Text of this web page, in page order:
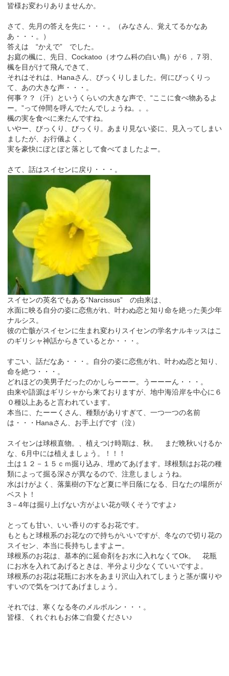
皆様お変わりありませんか。
さて、先月の答えを先に・・・。（みなさん、覚えてるかなあ
あ・・・。）
答えは “かえで” でした。
お庭の楓に、先日、Cockatoo（オウム科の白い鳥）が６，７羽、
楓を目がけて飛んできて、
それはそれは、Hanaさん、びっくりしました。何にびっくりっ
て、あの大きな声・・・。
何事？？（汗）というくらいの大きな声で、“ここに食べ物あるよ
ー。”って仲間を呼んでたんでしょうね。。。
楓の実を食べに来たんですね。
いやー、びっくり、びっくり。あまり見ない姿に、見入ってしまい
ましたが、お行儀よく、
実を豪快にぼとぼと落として食べてましたよー。
さて、話はスイセンに戻り・・・。
スイセンの英名でもある“Narcissus” の由来は、
水面に映る自分の姿に恋焦がれ、叶わぬ恋と知り命を絶った美少年
ナルシス。
彼の亡骸がスイセンに生まれ変わりスイセンの学名ナルキッスはこ
のギリシャ神話からきているとか・・・。
すごい、話だなあ・・・。自分の姿に恋焦がれ、叶わぬ恋と知り、
命を絶つ・・・。
どれほどの美男子だったのかしらーーー。うーーーん・・・。
由来や語源はギリシャから来ておりますが、地中海沿岸を中心に６
０種以上あると言われています。
本当に、たーーくさん、種類がありすぎて、一つ一つの名前
は・・・Hanaさん、お手上げです（泣）
スイセンは球根直物。、植えつけ時期は、秋。 まだ晩秋いけるか
な、6月中には植えましょう。！！！
土は１２－１５ｃｍ掘り込み、埋めてあげます。球根類はお花の種
類によって掘る深さが異なるので、注意しましょうね。
水はけがよく、落葉樹の下など夏に半日蔭になる、日なたの場所が
ベスト！
3－4年は掘り上げない方がよい花が咲くそうですよ♪
とっても甘い、いい香りのするお花です。
もともと球根系のお花なので持ちがいいですが、冬なので切り花の
スイセン、本当に長持ちしますよー。
球根系のお花は、基本的に延命剤をお水に入れなくてOk。 花瓶
にお水を入れてあげるときは、半分より少なくていいですよ。
球根系のお花は花瓶にお水をあまり沢山入れてしまうと茎が腐りや
すいので気をつけてあげましょう。
それでは、寒くなる冬のメルボルン・・・。
皆様、くれぐれもお体ご自愛ください♪